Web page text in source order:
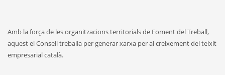
Amb la força de les organitzacions territorials de Foment del Treball,
aquest el Consell treballa per generar xarxa per al creixement del teixit
empresarial català.